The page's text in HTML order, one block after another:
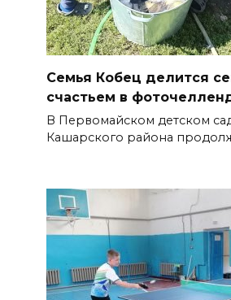
Семья Кобец делится
счастьем в
В Первомайском детском
Кашарского района